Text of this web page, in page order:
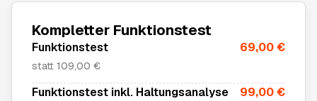
Kompletter Funktionstest
Funktionstest
statt 109,00 €
69,00 €
Funktionstest inkl. Haltungsanalyse 99,00 €